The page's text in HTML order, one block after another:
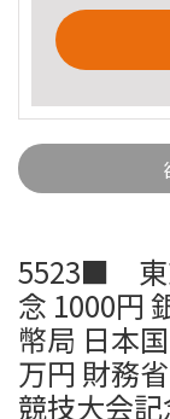
5523■ 東
念 1000円
幣局 日本
万円 財務
競技大会